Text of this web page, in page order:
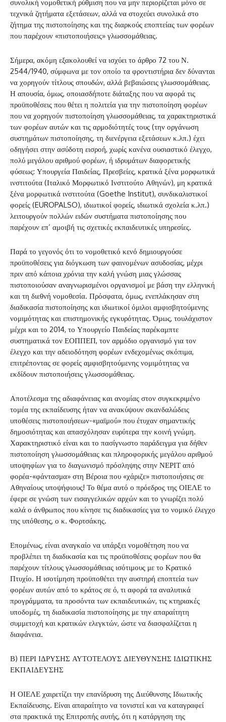
συνολική νομοθετική ρύθμιση που να μην περιορίζεται μόνο σε
τεχνικά ζητήματα εξετάσεων, αλλά να στοχεύει συνολικά στο
ζήτημα της πιστοποίησης και της διαρκούς εποπτείας των φορέων
που παρέχουν «πιστοποιήσεις» γλωσσομάθειας.
Σήμερα, ακόμη εξακολουθεί να ισχύει το άρθρο 72 του Ν.
2544/1940, σύμφωνα με τον οποίο τα φροντιστήρια δεν δύνανται
να χορηγούν τίτλους σπουδών, αλλά βεβαιώσεις γλωσσομάθειας.
Η απουσία, όμως, οποιασδήποτε διάταξης που να αφορά τις
προϋποθέσεις που θέτει η πολιτεία για την πιστοποίηση φορέων
που να χορηγούν πιστοποίηση γλωσσομάθειας, τα χαρακτηριστικά
των φορέων αυτών και τις αρμοδιότητές τους (την οργάνωση
συστημάτων πιστοποίησης, τη διενέργεια εξετάσεων κ.λπ.) έχει
οδηγήσει στην ασύδοτη εισροή, χωρίς κανένα ουσιαστικό έλεγχο,
πολύ μεγάλου αριθμού φορέων, ή ιδρυμάτων διαφορετικής
φύσεως: Υπουργεία Παιδείας, Πρεσβείες, κρατικά ξένα μορφωτικά
ινστιτούτα (Ιταλικό Μορφωτικό Ινστιτούτο Αθηνών), μη κρατικά
ξένα μορφωτικά ινστιτούτα (Goethe Institut), συνδικαλιστικοί
φορείς (EUROPALSO), ιδιωτικοί φορείς, ιδιωτικά σχολεία κ.λπ.)
λειτουργούν πολλών ειδών συστήματα πιστοποίησης που
παρέχουν επ’ αμοιβή τις σχετικές εκπαιδευτικές υπηρεσίες.
Παρά το γεγονός ότι το νομοθετικό κενό δημιουργούσε
προϋποθέσεις για διόγκωση των φαινομένων ασυδοσίας, μέχρι
πριν από κάποια χρόνια την καλή γνώση μιας γλώσσας
πιστοποιούσαν αναγνωρισμένοι οργανισμοί με βάση την ελληνική
και τη διεθνή νομοθεσία. Πρόσφατα, όμως, ενεπλάκησαν στη
διαδικασία πιστοποίησης και ιδιωτικοί όμιλοι αμφισβητούμενης
νομιμότητας και επιστημονικής εγκυρότητας. Όμως, τουλάχιστον
μέχρι και το 2014, το Υπουργείο Παιδείας παρέκαμπτε
συστηματικά τον ΕΟΠΠΕΠ, τον αρμόδιο οργανισμό για τον
έλεγχο και την αδειοδότηση φορέων ενδεχομένως σκόπιμα,
επιτρέποντας σε φορείς αμφισβητούμενης νομιμότητας να
εκδίδουν πιστοποιήσεις γλωσσομάθειας.
Αποτέλεσμα της αδιαφάνειας και ανομίας στον συγκεκριμένο
τομέα της εκπαίδευσης ήταν να ανακύψουν σκανδαλώδεις
υποθέσεις πιστοποιήσεων-«μαϊμού» που έτυχαν σημαντικής
δημοσιότητας και απασχόλησαν ευρύτερα την κοινή γνώμη.
Χαρακτηριστικό είναι και το πασίγνωστο παράδειγμα για δήθεν
πιστοποίηση γλωσσομάθειας και πληροφορικής μεγάλου αριθμού
υποψηφίων για το διαγωνισμό πρόσληψης στην ΝΕΡΙΤ από
φορέα-«φάντασμα» στη Βέροια που «χάριζε» πιστοποιήσεις σε
Αθηναίους υποψήφιους! Το θέμα αυτό ο πρόεδρος της ΟΙΕΛΕ το
έφερε σε γνώση των εισαγγελικών αρχών και το γνωρίζει πολύ
καλά ο άνθρωπος που κίνησε τις διαδικασίες για το νομικό έλεγχο
της υπόθεσης, ο κ. Φορτσάκης.
Επομένως, είναι αναγκαίο να υπάρξει νομοθέτηση που να
προβλέπει τη διαδικασία και τις προϋποθέσεις φορέων που θα
παρέχουν τίτλους γλωσσομάθειας ισότιμους με το Κρατικό
Πτυχίο. Η ισοτίμηση προϋποθέτει την αυστηρή εποπτεία των
φορέων αυτών από το κράτος σε ό, τι αφορά τα αναλυτικά
προγράμματα, τα προσόντα των εκπαιδευτικών, τις κτηριακές
υποδομές, τη διαδικασία πιστοποίησης με την απαραίτητη
συμμετοχή και κρατικών ελεγκτών, ώστε να διασφαλίζεται η
διαφάνεια.
Β) ΠΕΡΙ ΙΔΡΥΣΗΣ ΑΥΤΟΤΕΛΟΥΣ ΔΙΕΥΘΥΝΣΗΣ ΙΔΙΩΤΙΚΗΣ
ΕΚΠΑΙΔΕΥΣΗΣ
Η ΟΙΕΛΕ χαιρετίζει την επανίδρυση της Διεύθυνσης Ιδιωτικής
Εκπαίδευσης. Είναι απαραίτητο να τονιστεί και να καταγραφεί
στα πρακτικά της Επιτροπής αυτής, ότι η κατάργηση της